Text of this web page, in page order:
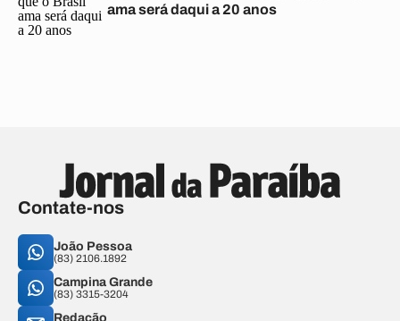
ama será daqui a 20 anos
Contate-nos
João Pessoa
(83) 2106.1892
Campina Grande
(83) 3315-3204
Redação